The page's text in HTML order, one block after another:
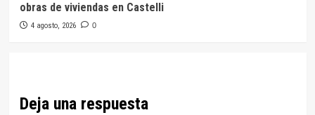
obras de viviendas en Castelli
4 agosto, 2026 0
Deja una respuesta